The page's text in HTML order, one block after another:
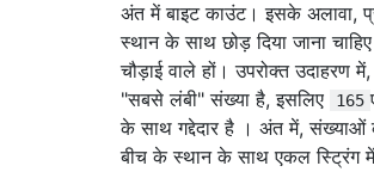
अंत में बाइट काउंट। इसके अलावा,
स्थान के साथ छोड़ दिया जाना
चौड़ाई वाले हों। उपरोक्त उदाहरण में,
"सबसे लंबी" संख्या है, इसलिए
165
के साथ गद्देदार है । अंत में,
बीच के स्थान के साथ एकल स्ट्रिंग में